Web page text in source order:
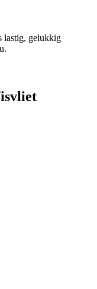
lastig, gelukkig